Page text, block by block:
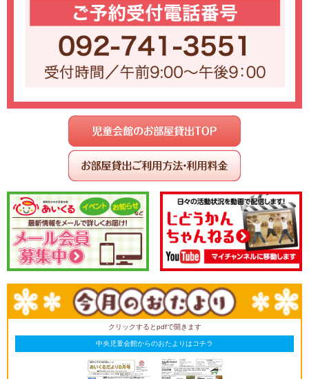
クリックするとpdfで開きます
中央児童会館からのおたよりはコチラ